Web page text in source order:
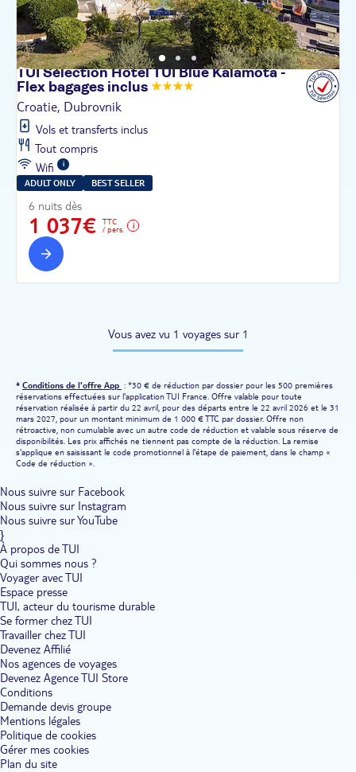
TUI Sélection Hôtel TUI Blue Kalamota -
Flex bagages inclus
Croatie, Dubrovnik
Vols et transferts inclus
Tout compris
Wifi
ADULT ONLY BEST SELLER
6 nuits dès
1 037€
TTC
/ pers.
Vous avez vu 1 voyages sur 1
* Conditions de l'offre App : *30 € de réduction par dossier pour les 500 premières
réservations effectuées sur l'application TUI France. Offre valable pour toute
réservation réalisée à partir du 22 avril, pour des départs entre le 22 avril 2026 et le 31
mars 2027, pour un montant minimum de 1 000 € TTC par dossier. Offre non
rétroactive, non cumulable avec un autre code de réduction et valable sous réserve de
disponibilités. Les prix affichés ne tiennent pas compte de la réduction. La remise
s'applique en saisissant le code promotionnel à l'étape de paiement, dans le champ «
Code de réduction ».
Nous suivre sur Facebook
Nous suivre sur Instagram
Nous suivre sur YouTube
}
À propos de TUI
Qui sommes nous ?
Voyager avec TUI
Espace presse
TUI, acteur du tourisme durable
Se former chez TUI
Travailler chez TUI
Devenez Affilié
Nos agences de voyages
Devenez Agence TUI Store
Conditions
Demande devis groupe
Mentions légales
Politique de cookies
Gérer mes cookies
Plan du site